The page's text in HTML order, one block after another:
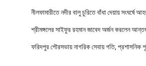
নীলফামারীতে নদীর বালু চুরিতে বাঁধা দেয়ায় সংঘর্ষে
শ্রীমঙ্গলের সাইফুর রহমান জাবেদ অর্জন করলেন
ফরিদপুর পৌরসভায় নাগরিক সেবায় গতি, প্রশাসনিক